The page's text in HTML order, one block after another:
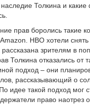
наследие Толкина и
прав боролись такие
HBO хотели снять
зрителям в
Толкина отказались от
подход – они
рассказывающий о
идее такой подход мог
право наотрез